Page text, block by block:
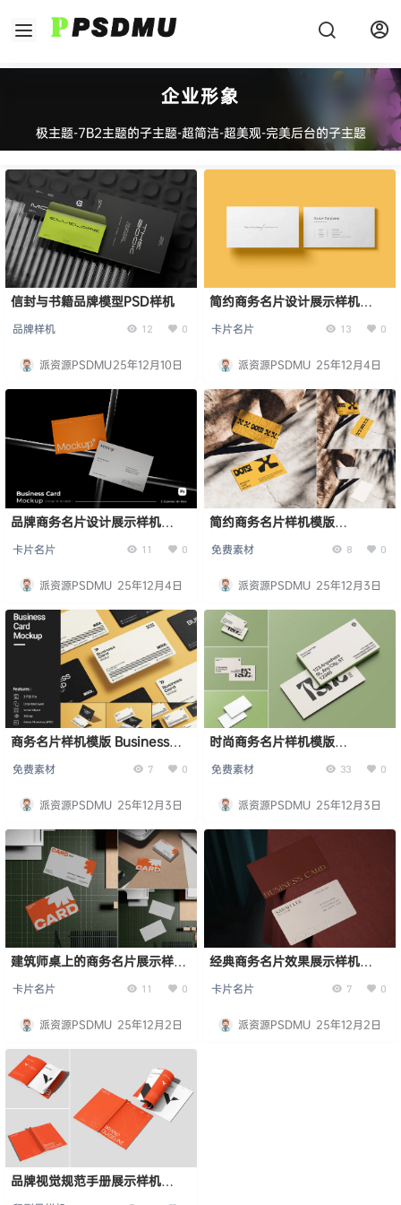
企业形象
极主题-7B2主题的子主题-超简洁-超美观-完美后台的子主题
信封与书籍品牌模型PSD样机
品牌样机 12 0
派资源PSDMU25年12月10日
简约商务名片设计展示样机
卡片名片 13 0
派资源PSDMU 25年12月4日
品牌商务名片设计展示样机
卡片名片 11 0
派资源PSDMU 25年12月4日
简约商务名片样机模版
免费素材 8 0
派资源PSDMU 25年12月3日
商务名片样机模版 Business
免费素材 7 0
派资源PSDMU 25年12月3日
时尚商务名片样机模版
免费素材 33 0
派资源PSDMU 25年12月3日
建筑师桌上的商务名片展示样机
卡片名片 11 0
派资源PSDMU 25年12月2日
经典商务名片效果展示样机
卡片名片 7 0
派资源PSDMU 25年12月2日
品牌视觉规范手册展示样机